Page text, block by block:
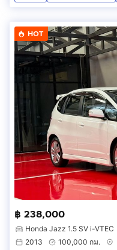
HOT
฿ 238,000
Honda Jazz 1.5 SV i-VTEC
2013
100,000 กม.